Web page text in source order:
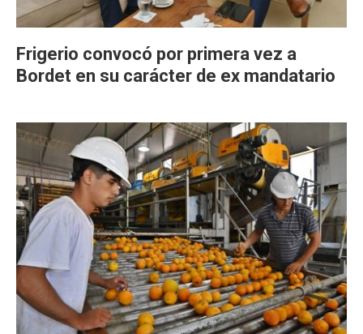
Frigerio convocó por primera vez a
Bordet en su carácter de ex mandatario